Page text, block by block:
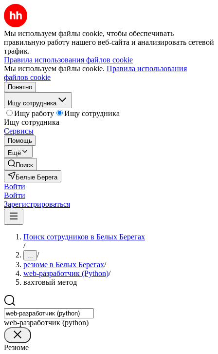
Мы используем файлы cookie, чтобы обеспечивать
правильную работу нашего веб-сайта и анализировать сетевой
трафик.
Правила использования файлов cookie
Мы используем файлы cookie. Правила использования
файлов cookie
Понятно
Ищу сотрудника
Ищу работу
Ищу сотрудника
Ищу сотрудника
Сервисы
Помощь
Ещё
Поиск
Белые Берега
Войти
Войти
Зарегистрироваться
Поиск сотрудников в Белых Берегах
/
... /
резюме в Белых Берегах/
web-разработчик (Python)/
вахтовый метод
web-разработчик (python)
Резюме